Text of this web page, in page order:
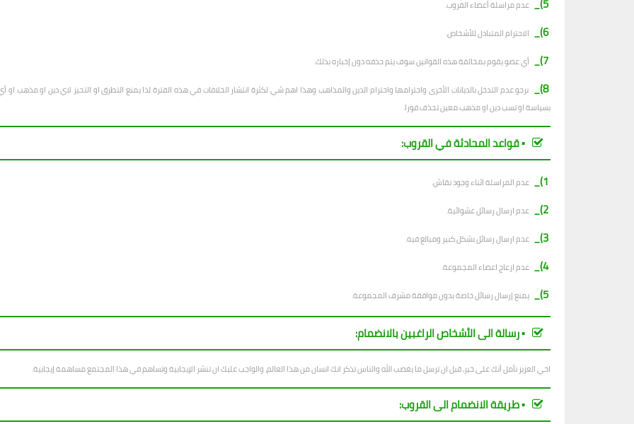
عدم مراسلة أعضاء القروب.
6)_ الاحترام المتبادل للأشخاص.
7)_ أي عضو يقوم بمخالفة هذه القوانين سوف يتم حذفه دون إخباره بذلك.
8)_
نرجو عدم التدخل بالديانات الأخرى واحترامها واحترام الدين والمذاهب وهذا اهم شي لكثرة انتشار الخلافات في هذه الفترة لذا يمنع التطرق او التحيز لاي دين او
بسياسة او تسب دين او مذهب معين تحذف فورا.
▪︎ قواعد المحادثة في القروب:
1)_
عدم المراسلة اثناء وجود نقاش.
2)_ عدم ارسال رسائل عشوائية.
3)_ عدم ارسال رسائل بشكل كبير ومبالغ فيه.
4)_ عدم ازعاج اعضاء المجموعة.
5)_ يمنع إرسال رسائل خاصة بدون موافقة مشرف المجموعة.
▪︎ رسالة الى الأشخاص الراغبين بالانضمام:
اخي العزيز نأمل أنك على خير، قبل ان ترسل ما يغضب الله والناس تذكر انك انسان من هذا العالم، والواجب عليك ان تنشر الإيجابية وتساهم في هذا المجتمع مساهمة إيجابية.
▪︎ طريقة الانضمام الى القروب: